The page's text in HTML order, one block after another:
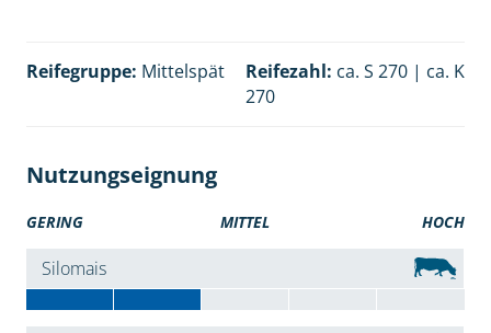
Reifegruppe: Mittelspät Reifezahl: ca. S 270 | ca. K
270
Nutzungseignung
GERING MITTEL HOCH
Silomais